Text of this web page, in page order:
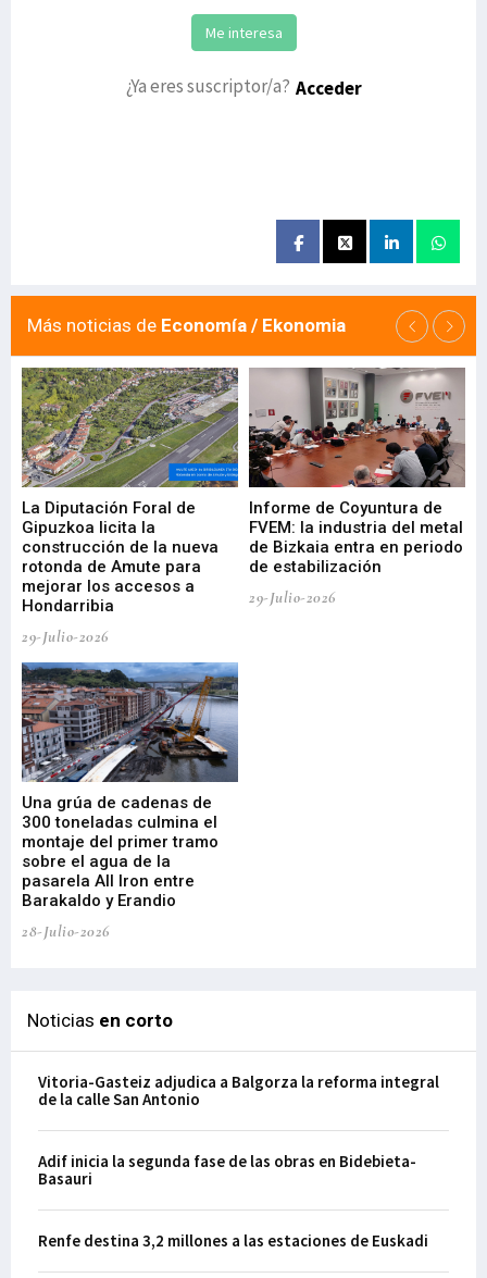
Me interesa
¿Ya eres suscriptor/a? Acceder
Más noticias de Economía / Ekonomia
La Diputación Foral de
Gipuzkoa licita la
construcción de la nueva
rotonda de Amute para
mejorar los accesos a
Hondarribia
29-Julio-2026
Informe de Coyuntura de
FVEM: la industria del metal
de Bizkaia entra en periodo
de estabilización
29-Julio-2026
Una grúa de cadenas de
300 toneladas culmina el
montaje del primer tramo
sobre el agua de la
pasarela All Iron entre
Barakaldo y Erandio
28-Julio-2026
Noticias en corto
Vitoria-Gasteiz adjudica a Balgorza la reforma integral
de la calle San Antonio
Adif inicia la segunda fase de las obras en Bidebieta-
Basauri
Renfe destina 3,2 millones a las estaciones de Euskadi